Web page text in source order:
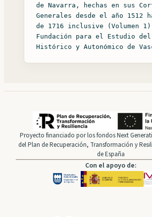
de Navarra, hechas en sus
Generales desde el año 1512
de 1716 inclusive (Volumen
Fundación para el Estudio del
Histórico y Autonómico de
Proyecto financiado por los fondos Next
del Plan de Recuperación, Transformación y
de España
Con el apoyo de: